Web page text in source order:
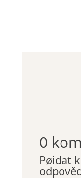
0
Pøidat